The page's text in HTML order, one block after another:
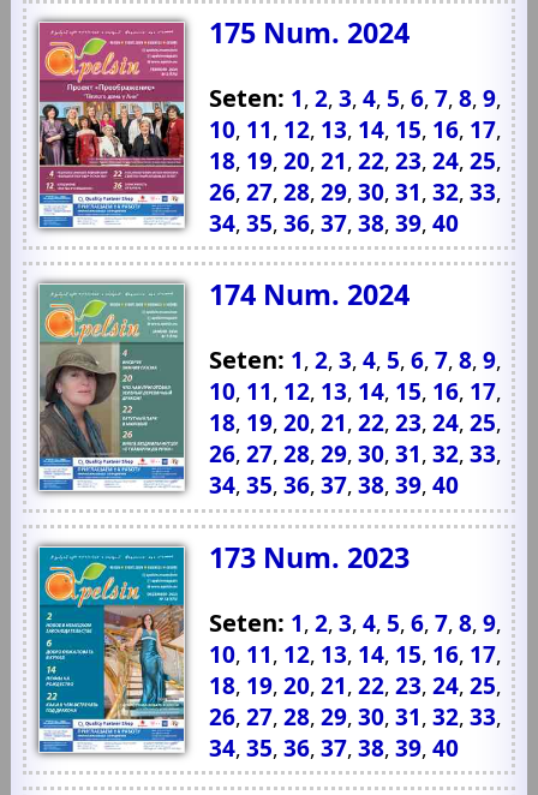
175 Num. 2024
Seten: 1,2,3,4, 5,6,7,8,9,
10, 11, 12, 13, 14, 15, 16, 17,
18, 19,20,21,22,23,24,25,
26,27,28,29,30,31,32,33,
34,35,36,37,38,39,40
174 Num. 2024
Seten: 1,2,3,4, 5,6,7,8,9,
10, 11, 12, 13, 14, 15, 16, 17,
18, 19,20,21,22,23,24,25,
26,27,28,29,30,31,32,33,
34,35,36,37,38,39,40
173 Num. 2023
Seten: 1,2,3,4, 5,6,7,8,9,
10, 11, 12, 13, 14, 15, 16, 17,
18, 19,20,21,22,23,24,25,
26,27,28,29,30,31,32,33,
34,35,36,37,38,39,40